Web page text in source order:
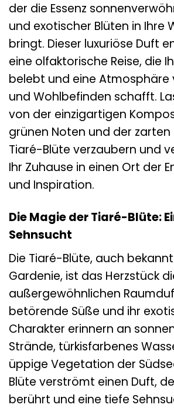
der die Essenz
und exotischer Blüten in Ihre
bringt. Dieser luxuriöse Duft
eine olfaktorische Reise, die
belebt und eine Atmosphäre
und Wohlbefinden schafft.
von der einzigartigen
grünen Noten und der zarten
Tiaré-Blüte verzaubern und
Ihr Zuhause in einen Ort der
und Inspiration.
Die Magie der Tiaré-Blüte:
Sehnsucht
Die Tiaré-Blüte, auch
Gardenie, ist das Herzstück
außergewöhnlichen
betörende Süße und ihr
Charakter erinnern an
Strände, türkisfarbenes
üppige Vegetation der
Blüte verströmt einen Duft,
berührt und eine tiefe